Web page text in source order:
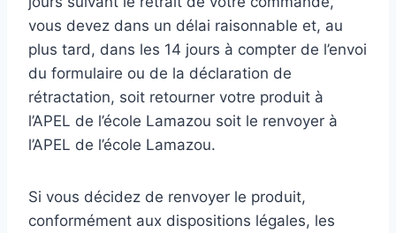
vous devez dans un délai raisonnable et, au
plus tard, dans les 14 jours à compter de l’envoi
du formulaire ou de la déclaration de
rétractation, soit retourner votre produit à
l’APEL de l’école Lamazou soit le renvoyer à
l’APEL de l’école Lamazou.
Si vous décidez de renvoyer le produit,
conformément aux dispositions légales, les